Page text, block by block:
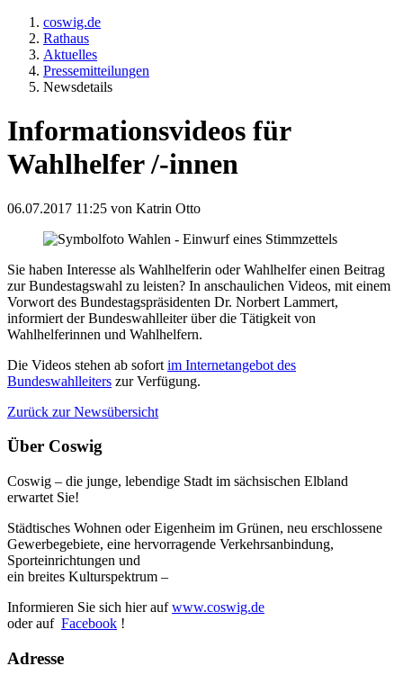
coswig.de
Rathaus
Aktuelles
Pressemitteilungen
Newsdetails
Informationsvideos für
Wahlhelfer /-innen
06.07.2017 11:25 von Katrin Otto
Sie haben Interesse als Wahlhelferin oder Wahlhelfer einen Beitrag
zur Bundestagswahl zu leisten? In anschaulichen Videos, mit einem
Vorwort des Bundestagspräsidenten Dr. Norbert Lammert,
informiert der Bundeswahlleiter über die Tätigkeit von
Wahlhelferinnen und Wahlhelfern.
Die Videos stehen ab sofort im Internetangebot des
Bundeswahlleiters zur Verfügung.
Zurück zur Newsübersicht
Über Coswig
Coswig – die junge, lebendige Stadt im sächsischen Elbland
erwartet Sie!
Städtisches Wohnen oder Eigenheim im Grünen, neu erschlossene
Gewerbegebiete, eine hervorragende Verkehrsanbindung,
Sporteinrichtungen und
ein breites Kulturspektrum –
Informieren Sie sich hier aufwww.coswig.de
oder auf Facebook !
Adresse